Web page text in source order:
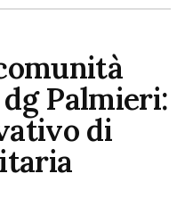
Palmieri:
di